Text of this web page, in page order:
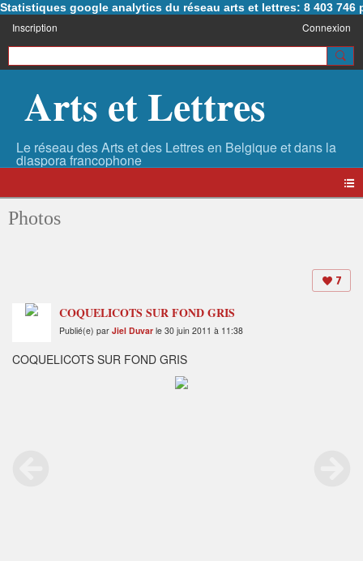
Statistiques google analytics du réseau arts et lettres: 8 403 746
Inscription Connexion
Arts et Lettres
Photos
7
COQUELICOTS SUR FOND GRIS
Publié(e) par Jiel Duvar le 30 juin 2011 à 11:38
COQUELICOTS SUR FOND GRIS